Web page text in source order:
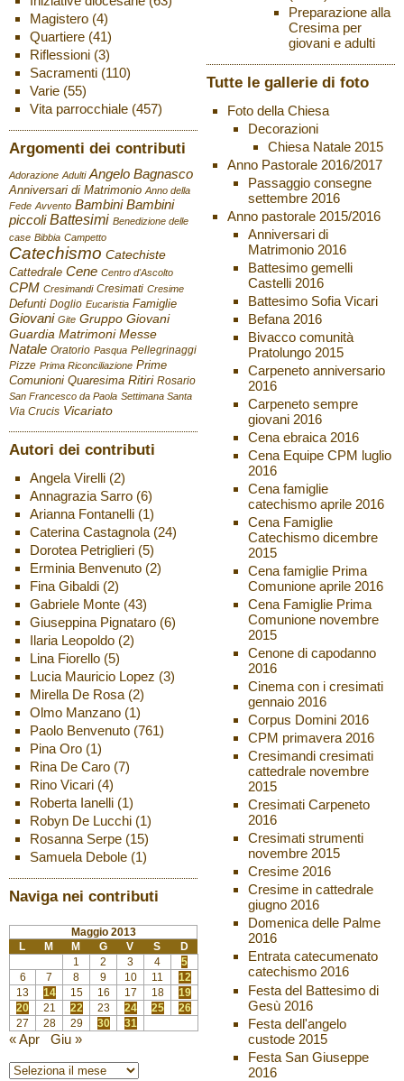
Magistero(4)
Quartiere(41)
Riflessioni(3)
Sacramenti(110)
Varie(55)
Vita parrocchiale(457)
Argomenti dei contributi
Adorazione Adulti Angelo Bagnasco
Anniversari di Matrimonio Anno della
Fede Avvento Bambini Bambini
piccoli Battesimi Benedizione delle
case Bibbia Campetto
Catechismo Catechiste
Cattedrale Cene Centro d'Ascolto
CPM Cresimandi Cresimati Cresime
Defunti Doglio Eucaristia Famiglie
Giovani Gite Gruppo Giovani
Guardia Matrimoni Messe
Natale Oratorio Pasqua Pellegrinaggi
Pizze Prima Riconciliazione Prime
Comunioni Quaresima Ritiri Rosario
San Francesco da Paola Settimana Santa
Via Crucis Vicariato
Autori dei contributi
Angela Virelli(2)
Annagrazia Sarro(6)
Arianna Fontanelli(1)
Caterina Castagnola(24)
Dorotea Petriglieri(5)
Erminia Benvenuto(2)
Fina Gibaldi(2)
Gabriele Monte(43)
Giuseppina Pignataro(6)
Ilaria Leopoldo(2)
Lina Fiorello(5)
Lucia Mauricio Lopez (3)
Mirella De Rosa(2)
Olmo Manzano(1)
Paolo Benvenuto(761)
Pina Oro(1)
Rina De Caro(7)
Rino Vicari(4)
Roberta Ianelli(1)
Robyn De Lucchi(1)
Rosanna Serpe(15)
Samuela Debole(1)
Naviga nei contributi
Maggio 2013
L
M M G V S
D
1
2 3 4
5
6
7 8 9 10 11
12
13
14 15 16 17 18
19
20
21 22 23 24 25
26
27
28 29 30 31
« Apr Giu »
Preparazione alla
Cresima per
giovani e adulti
Tutte le gallerie di foto
Foto della Chiesa
Decorazioni
Chiesa Natale 2015
Anno Pastorale 2016/2017
Passaggio consegne
settembre 2016
Anno pastorale 2015/2016
Anniversari di
Matrimonio 2016
Battesimo gemelli
Castelli 2016
Battesimo Sofia Vicari
Befana 2016
Bivacco comunità
Pratolungo 2015
Carpeneto anniversario
2016
Carpeneto sempre
giovani 2016
Cena ebraica 2016
Cena Equipe CPM luglio
2016
Cena famiglie
catechismo aprile 2016
Cena Famiglie
Catechismo dicembre
2015
Cena famiglie Prima
Comunione aprile 2016
Cena Famiglie Prima
Comunione novembre
2015
Cenone di capodanno
2016
Cinema con i cresimati
gennaio 2016
Corpus Domini 2016
CPM primavera 2016
Cresimandi cresimati
cattedrale novembre
2015
Cresimati Carpeneto
2016
Cresimati strumenti
novembre 2015
Cresime 2016
Cresime in cattedrale
giugno 2016
Domenica delle Palme
2016
Entrata catecumenato
catechismo 2016
Festa del Battesimo di
Gesù 2016
Festa dell'angelo
custode 2015
Festa San Giuseppe
2016